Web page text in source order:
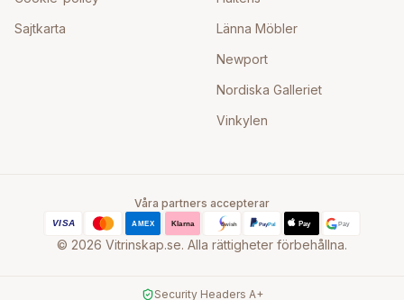
Sajtkarta
Länna Möbler
Newport
Nordiska Galleriet
Vinkylen
Våra partners accepterar
© 2026 Vitrinskap.se. Alla rättigheter förbehållna.
Security Headers A+